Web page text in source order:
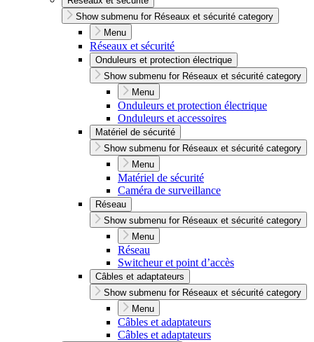
Show submenu for Réseaux et sécurité category
Menu
Réseaux et sécurité
Onduleurs et protection électrique
Show submenu for Réseaux et sécurité category
Menu
Onduleurs et protection électrique
Onduleurs et accessoires
Matériel de sécurité
Show submenu for Réseaux et sécurité category
Menu
Matériel de sécurité
Caméra de surveillance
Réseau
Show submenu for Réseaux et sécurité category
Menu
Réseau
Switcheur et point d’accès
Câbles et adaptateurs
Show submenu for Réseaux et sécurité category
Menu
Câbles et adaptateurs
Câbles et adaptateurs